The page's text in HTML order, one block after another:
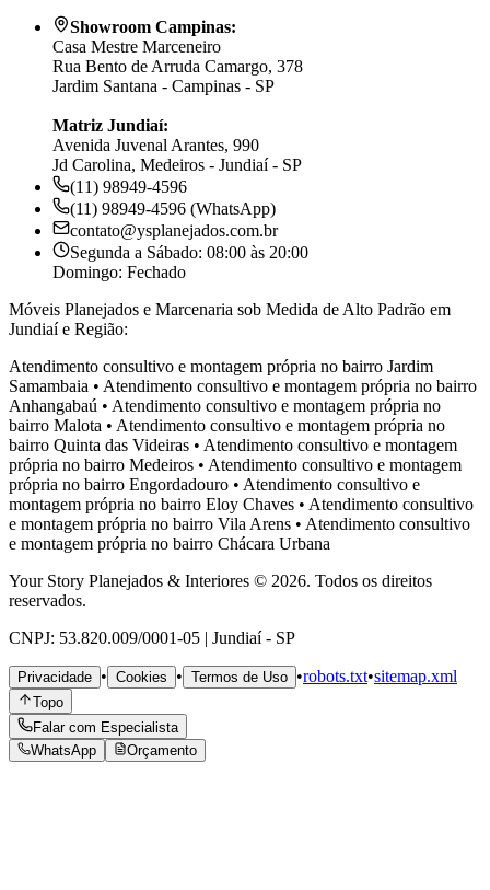
Showroom Campinas:
Casa Mestre Marceneiro
Rua Bento de Arruda Camargo, 378
Jardim Santana - Campinas - SP
Matriz Jundiaí:
Avenida Juvenal Arantes, 990
Jd Carolina, Medeiros - Jundiaí - SP
(11) 98949-4596
(11) 98949-4596 (WhatsApp)
contato@ysplanejados.com.br
Segunda a Sábado: 08:00 às 20:00
Domingo: Fechado
Móveis Planejados e Marcenaria sob Medida de Alto Padrão em
Jundiaí e Região:
Atendimento consultivo e montagem própria no bairro Jardim
Samambaia • Atendimento consultivo e montagem própria no bairro
Anhangabaú • Atendimento consultivo e montagem própria no
bairro Malota • Atendimento consultivo e montagem própria no
bairro Quinta das Videiras • Atendimento consultivo e montagem
própria no bairro Medeiros • Atendimento consultivo e montagem
própria no bairro Engordadouro • Atendimento consultivo e
montagem própria no bairro Eloy Chaves • Atendimento consultivo
e montagem própria no bairro Vila Arens • Atendimento consultivo
e montagem própria no bairro Chácara Urbana
Your Story Planejados & Interiores © 2026. Todos os direitos
reservados.
CNPJ: 53.820.009/0001-05 | Jundiaí - SP
Privacidade • Cookies • Termos de Uso •robots.txt•sitemap.xml
Topo
Falar com Especialista
WhatsApp
Orçamento